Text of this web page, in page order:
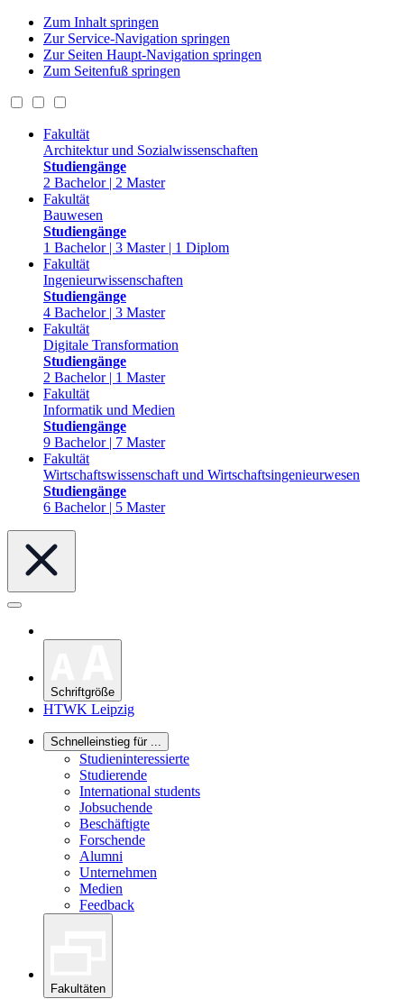
Zum Inhalt springen
Zur Service-Navigation springen
Zur Seiten Haupt-Navigation springen
Zum Seitenfuß springen
Fakultät
Architektur und Sozialwissenschaften
Studiengänge
2 Bachelor | 2 Master
Fakultät
Bauwesen
Studiengänge
1 Bachelor | 3 Master | 1 Diplom
Fakultät
Ingenieurwissenschaften
Studiengänge
4 Bachelor | 3 Master
Fakultät
Digitale Transformation
Studiengänge
2 Bachelor | 1 Master
Fakultät
Informatik und Medien
Studiengänge
9 Bachelor | 7 Master
Fakultät
Wirtschaftswissenschaft und Wirtschaftsingenieurwesen
Studiengänge
6 Bachelor | 5 Master
Schriftgröße
HTWK Leipzig
Schnelleinstieg für ...
Studieninteressierte
Studierende
International students
Jobsuchende
Beschäftigte
Forschende
Alumni
Unternehmen
Medien
Feedback
Fakultäten